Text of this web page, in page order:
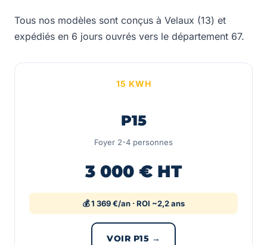
Tous nos modèles sont conçus à Velaux (13) et
expédiés en 6 jours ouvrés vers le département 67.
15 KWH
P15
Foyer 2-4 personnes
3 000 € HT
💰 1 369 €/an · ROI ~2,2 ans
VOIR P15 →